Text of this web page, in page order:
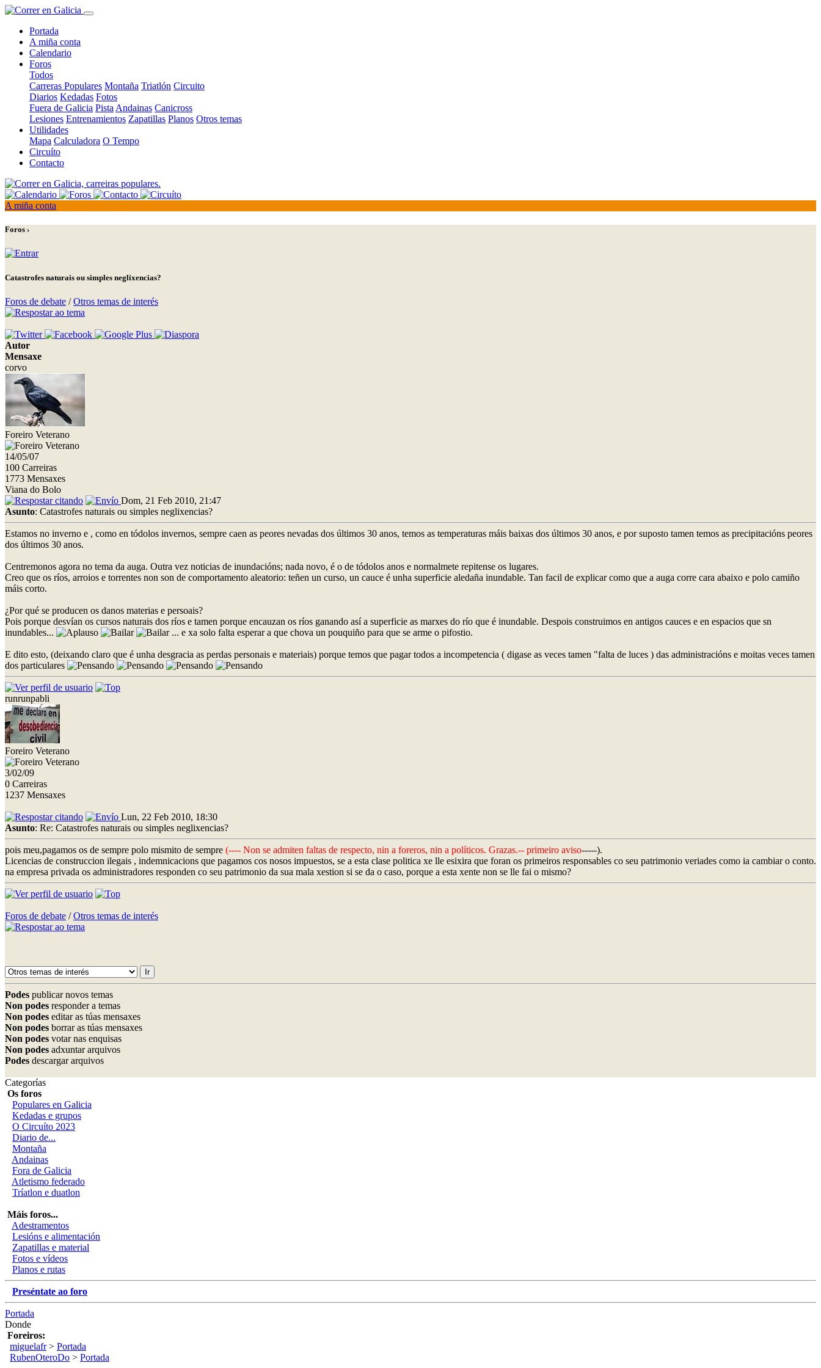
Portada
A miña conta
Calendario
Foros
Todos
Carreras Populares Montaña Triatlón Circuito
Diarios Kedadas Fotos
Fuera de Galicia Pista Andainas Canicross
Lesiones Entrenamientos Zapatillas Planos Otros temas
Utilidades
Mapa Calculadora O Tempo
Circuíto
Contacto
A miña conta
Foros ›
Catastrofes naturais ou simples neglixencias?
Foros de debate /Otros temas de interés
Autor
Mensaxe
corvo
Foreiro Veterano
14/05/07
100 Carreiras
1773 Mensaxes
Viana do Bolo
Dom, 21 Feb 2010, 21:47
Asunto: Catastrofes naturais ou simples neglixencias?
Estamos no inverno e , como en tódolos invernos, sempre caen as peores nevadas dos últimos 30 anos, temos as temperaturas máis baixas dos últimos 30 anos, e por suposto tamen temos as precipitacións peores
dos últimos 30 anos.
Centremonos agora no tema da auga. Outra vez noticias de inundacións; nada novo, é o de tódolos anos e normalmete repitense os lugares.
Creo que os ríos, arroios e torrentes non son de comportamento aleatorio: teñen un curso, un cauce é unha superficie aledaña inundable. Tan facil de explicar como que a auga corre cara abaixo e polo camiño
máis corto.
¿Por qué se producen os danos materias e persoais?
Pois porque desvían os cursos naturais dos ríos e tamen porque encauzan os ríos ganando así a superficie as marxes do río que é inundable. Despois construimos en antigos cauces e en espacios que sn
inundables...
... e xa solo falta esperar a que chova un pouquiño para que se arme o pifostio.
E dito esto, (deixando claro que é unha desgracia as perdas personais e materiais) porque temos que pagar todos a incompetencia ( digase as veces tamen "falta de luces ) das administracións e moitas veces tamen
dos particulares
runrunpabli
Foreiro Veterano
3/02/09
0 Carreiras
1237 Mensaxes
Lun, 22 Feb 2010, 18:30
Asunto: Re: Catastrofes naturais ou simples neglixencias?
pois meu,pagamos os de sempre polo mismito de sempre (---- Non se admiten faltas de respecto, nin a foreros, nin a políticos. Grazas.-- primeiro aviso-----).
Licencias de construccion ilegais , indemnicacions que pagamos cos nosos impuestos, se a esta clase politica xe lle esixira que foran os primeiros responsables co seu patrimonio veriades como ia cambiar o conto.
na empresa privada os administradores responden co seu patrimonio da sua mala xestion si se da o caso, porque a esta xente non se lle fai o mismo?
Foros de debate /Otros temas de interés
Podes publicar novos temas
Non podes responder a temas
Non podes editar as túas mensaxes
Non podes borrar as túas mensaxes
Non podes votar nas enquisas
Non podes adxuntar arquivos
Podes descargar arquivos
Categorías
Os foros
Populares en Galicia
Kedadas e grupos
O Circuíto 2023
Diario de...
Montaña
Andainas
Fora de Galicia
Atletismo federado
Tríatlon e duatlon
Máis foros...
Adestramentos
Lesións e alimentación
Zapatillas e material
Fotos e vídeos
Planos e rutas
Preséntate ao foro
Portada
Donde
Foreiros:
miguelafr> Portada
RubenOteroDo > Portada